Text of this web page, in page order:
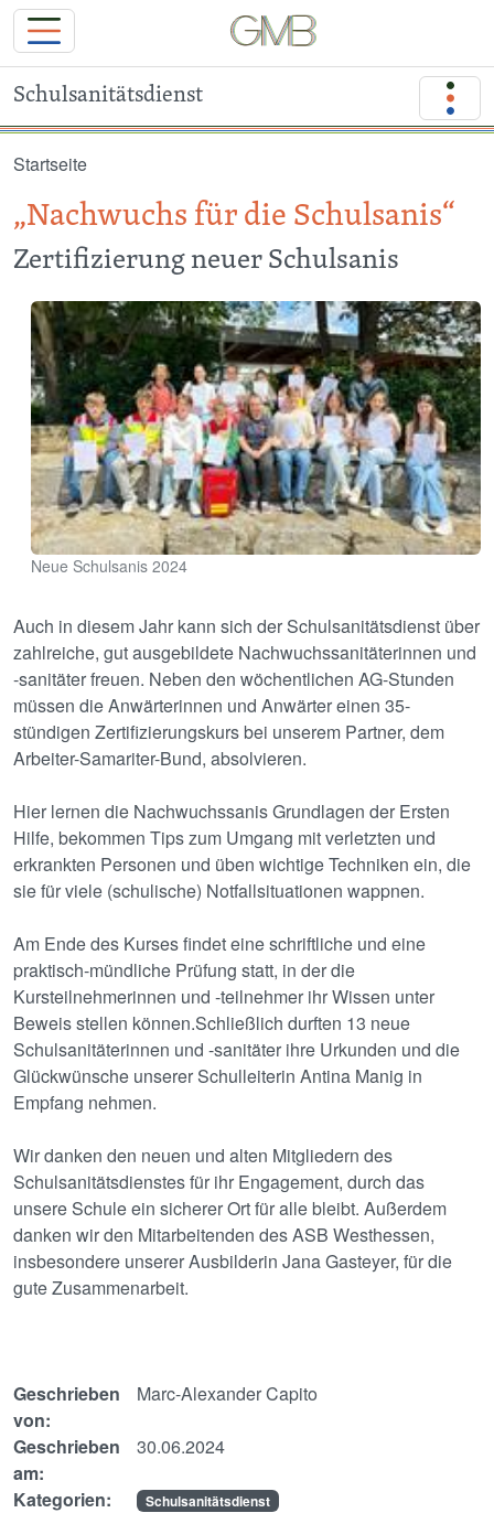
Schulsanitätsdienst
Startseite
„Nachwuchs für die Schulsanis“
Zertifizierung neuer Schulsanis
Image
Neue Schulsanis 2024
Auch in diesem Jahr kann sich der Schulsanitätsdienst über
zahlreiche, gut ausgebildete Nachwuchssanitäterinnen und
-sanitäter freuen. Neben den wöchentlichen AG-Stunden
müssen die Anwärterinnen und Anwärter einen 35-
stündigen Zertifizierungskurs bei unserem Partner, dem
Arbeiter-Samariter-Bund, absolvieren.
Hier lernen die Nachwuchssanis Grundlagen der Ersten
Hilfe, bekommen Tips zum Umgang mit verletzten und
erkrankten Personen und üben wichtige Techniken ein, die
sie für viele (schulische) Notfallsituationen wappnen.
Am Ende des Kurses findet eine schriftliche und eine
praktisch-mündliche Prüfung statt, in der die
Kursteilnehmerinnen und -teilnehmer ihr Wissen unter
Beweis stellen können.Schließlich durften 13 neue
Schulsanitäterinnen und -sanitäter ihre Urkunden und die
Glückwünsche unserer Schulleiterin Antina Manig in
Empfang nehmen.
Wir danken den neuen und alten Mitgliedern des
Schulsanitätsdienstes für ihr Engagement, durch das
unsere Schule ein sicherer Ort für alle bleibt. Außerdem
danken wir den Mitarbeitenden des ASB Westhessen,
insbesondere unserer Ausbilderin Jana Gasteyer, für die
gute Zusammenarbeit.
Geschrieben
von:
Marc-Alexander Capito
Geschrieben
am:
30.06.2024
Kategorien: Schulsanitätsdienst